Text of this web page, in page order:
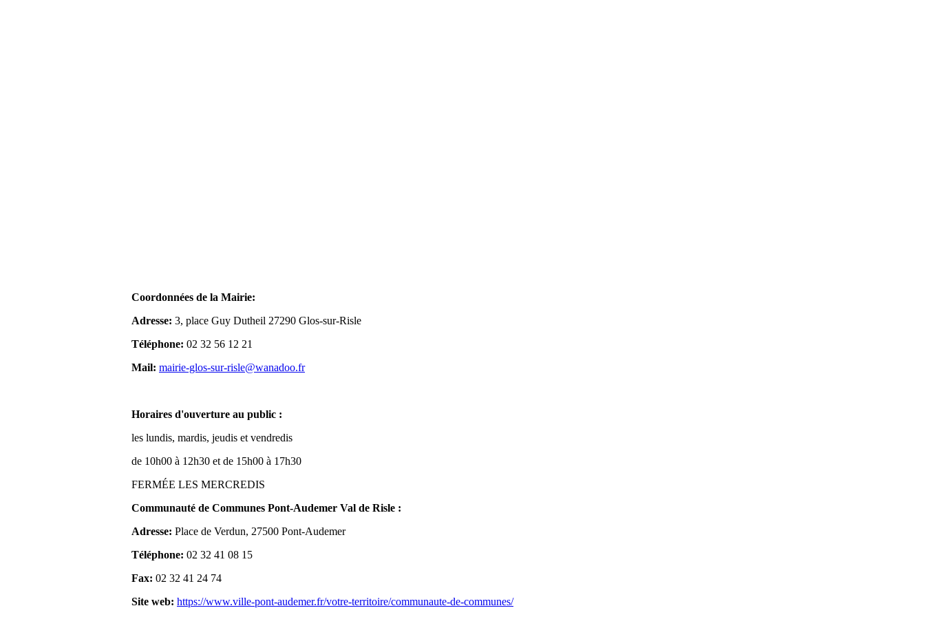
Coordonnées de la Mairie:
Adresse: 3, place Guy Dutheil 27290 Glos-sur-Risle
Téléphone: 02 32 56 12 21
Mail: mairie-glos-sur-risle@wanadoo.fr
Horaires d'ouverture au public :
les lundis, mardis, jeudis et vendredis
de 10h00 à 12h30 et de 15h00 à 17h30
FERMÉE LES MERCREDIS
Communauté de Communes Pont-Audemer Val de Risle :
Adresse: Place de Verdun, 27500 Pont-Audemer
Téléphone: 02 32 41 08 15
Fax: 02 32 41 24 74
Site web: https://www.ville-pont-audemer.fr/votre-territoire/communaute-de-communes/